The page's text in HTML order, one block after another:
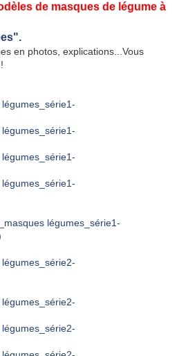
de masques de légume à
en photos, explications...Vous